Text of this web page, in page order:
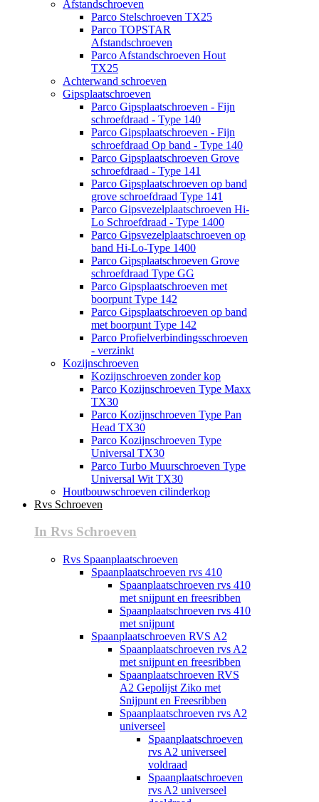
Afstandschroeven
Parco Stelschroeven TX25
Parco TOPSTAR
Afstandschroeven
Parco Afstandschroeven Hout
TX25
Achterwand schroeven
Gipsplaatschroeven
Parco Gipsplaatschroeven - Fijn
schroefdraad - Type 140
Parco Gipsplaatschroeven - Fijn
schroefdraad Op band - Type 140
Parco Gipsplaatschroeven Grove
schroefdraad - Type 141
Parco Gipsplaatschroeven op band
grove schroefdraad Type 141
Parco Gipsvezelplaatschroeven Hi-
Lo Schroefdraad - Type 1400
Parco Gipsvezelplaatschroeven op
band Hi-Lo-Type 1400
Parco Gipsplaatschroeven Grove
schroefdraad Type GG
Parco Gipsplaatschroeven met
boorpunt Type 142
Parco Gipsplaatschroeven op band
met boorpunt Type 142
Parco Profielverbindingsschroeven
- verzinkt
Kozijnschroeven
Kozijnschroeven zonder kop
Parco Kozijnschroeven Type Maxx
TX30
Parco Kozijnschroeven Type Pan
Head TX30
Parco Kozijnschroeven Type
Universal TX30
Parco Turbo Muurschroeven Type
Universal Wit TX30
Houtbouwschroeven cilinderkop
Rvs Schroeven
In Rvs Schroeven
Rvs Spaanplaatschroeven
Spaanplaatschroeven rvs 410
Spaanplaatschroeven rvs 410
met snijpunt en freesribben
Spaanplaatschroeven rvs 410
met snijpunt
Spaanplaatschroeven RVS A2
Spaanplaatschroeven rvs A2
met snijpunt en freesribben
Spaanplaatschroeven RVS
A2 Gepolijst Ziko met
Snijpunt en Freesribben
Spaanplaatschroeven rvs A2
universeel
Spaanplaatschroeven
rvs A2 universeel
voldraad
Spaanplaatschroeven
rvs A2 universeel